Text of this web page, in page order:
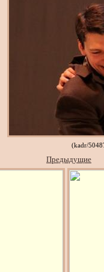
(kadr/
Предыдущие